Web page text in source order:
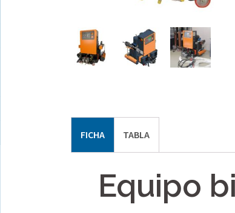
FICHA TABLA
Equipo